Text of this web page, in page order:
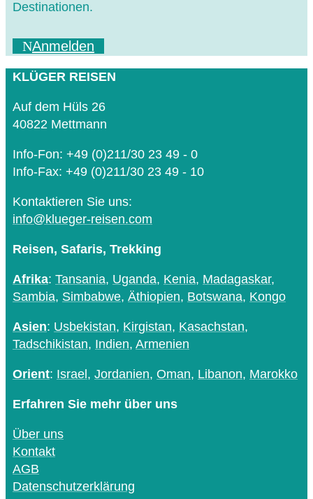
Destinationen.
Anmelden
KLÜGER REISEN
Auf dem Hüls 26
40822 Mettmann
Info-Fon: +49 (0)211/30 23 49 - 0
Info-Fax: +49 (0)211/30 23 49 - 10
Kontaktieren Sie uns:
info@klueger-reisen.com
Reisen, Safaris, Trekking
Afrika: Tansania, Uganda, Kenia, Madagaskar,
Sambia, Simbabwe, Äthiopien, Botswana, Kongo
Asien: Usbekistan, Kirgistan, Kasachstan,
Tadschikistan, Indien, Armenien
Orient: Israel, Jordanien, Oman, Libanon, Marokko
Erfahren Sie mehr über uns
Über uns
Kontakt
AGB
Datenschutzerklärung